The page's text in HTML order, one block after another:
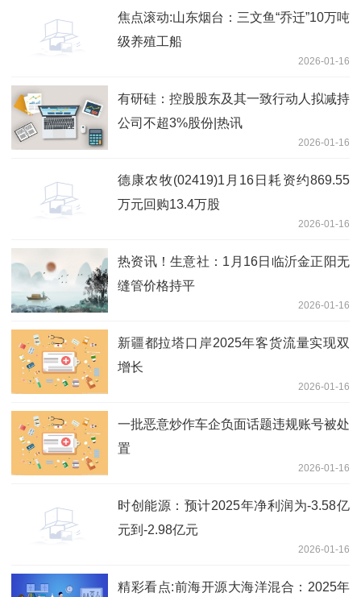
焦点滚动:山东烟台：三文鱼“乔迁”10万吨
级养殖工船
2026-01-16
有研硅：控股股东及其一致行动人拟减持
公司不超3%股份|热讯
2026-01-16
德康农牧(02419)1月16日耗资约869.55
万元回购13.4万股
2026-01-16
热资讯！生意社：1月16日临沂金正阳无
缝管价格持平
2026-01-16
新疆都拉塔口岸2025年客货流量实现双
增长
2026-01-16
一批恶意炒作车企负面话题违规账号被处
置
2026-01-16
时创能源：预计2025年净利润为-3.58亿
元到-2.98亿元
2026-01-16
精彩看点:前海开源大海洋混合：2025年